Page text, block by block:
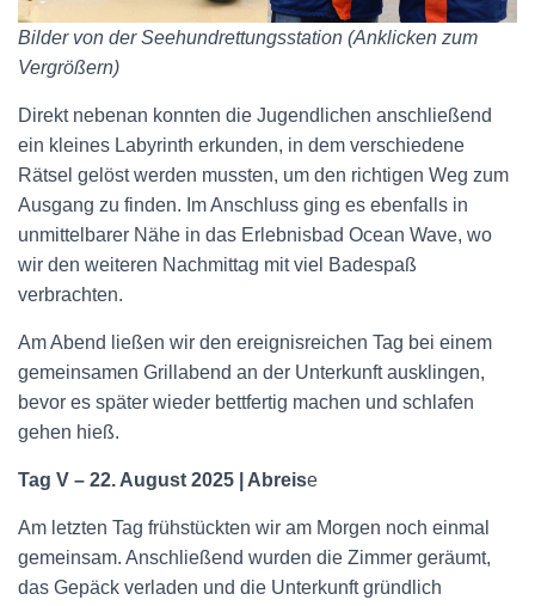
Bilder von der Seehundrettungsstation (Anklicken zum
Vergrößern)
Direkt nebenan konnten die Jugendlichen anschließend
ein kleines Labyrinth erkunden, in dem verschiedene
Rätsel gelöst werden mussten, um den richtigen Weg zum
Ausgang zu finden. Im Anschluss ging es ebenfalls in
unmittelbarer Nähe in das Erlebnisbad Ocean Wave, wo
wir den weiteren Nachmittag mit viel Badespaß
verbrachten.
Am Abend ließen wir den ereignisreichen Tag bei einem
gemeinsamen Grillabend an der Unterkunft ausklingen,
bevor es später wieder bettfertig machen und schlafen
gehen hieß.
Tag V – 22. August 2025 | Abreise
Am letzten Tag frühstückten wir am Morgen noch einmal
gemeinsam. Anschließend wurden die Zimmer geräumt,
das Gepäck verladen und die Unterkunft gründlich